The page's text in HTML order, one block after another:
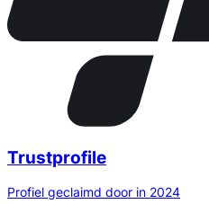
Trustprofile
Profiel geclaimd door in 2024